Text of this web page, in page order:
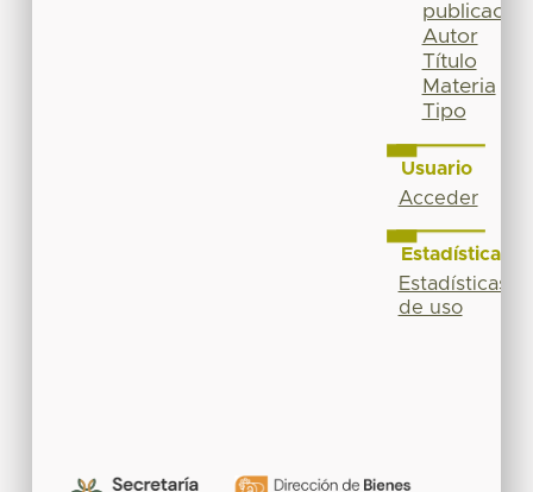
publicación
Autor
Título
Materia
Tipo
Usuario
Acceder
Estadísticas
Estadísticas
de uso